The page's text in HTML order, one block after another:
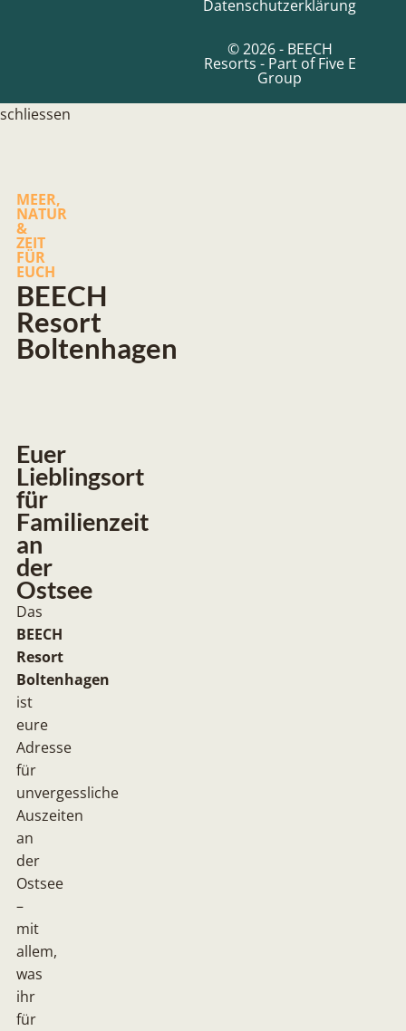
© 2026 - BEECH
Resorts - Part of Five E
Group
Datenschutzerklärung
schliessen
MEER,
NATUR
&
ZEIT
FÜR
EUCH
BEECH
Resort
Boltenhagen
Euer
Lieblingsort
für
Familienzeit
an
der
Ostsee
Das
BEECH
Resort
Boltenhagen
ist
eure
Adresse
für
unvergessliche
Auszeiten
an
der
Ostsee
–
mit
allem,
was
ihr
für